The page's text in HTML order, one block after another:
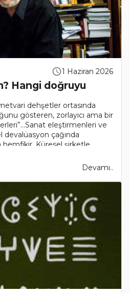
1 Haziran 2026
Hangi doğruyu
dehşetler ortasında
gösteren, zorlayıcı ama bir
eleştirmenleri ve
çağında
hemfikir. Küresel şirketle..
Devamı..